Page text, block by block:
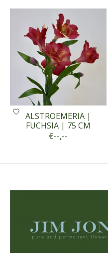
Items van productcarrousel
ALSTROEMERIA |
FUCHSIA | 75 CM
€--,--